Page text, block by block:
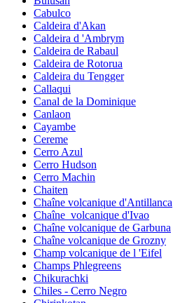
Cabulco
Caldeira d'Akan
Caldeira d 'Ambrym
Caldeira de Rabaul
Caldeira de Rotorua
Caldeira du Tengger
Callaqui
Canal de la Dominique
Canlaon
Cayambe
Cereme
Cerro Azul
Cerro Hudson
Cerro Machin
Chaiten
Chaîne volcanique d'Antillanca
Chaîne_volcanique d'Ivao
Chaîne volcanique de Garbuna
Chaîne volcanique de Grozny
Champ volcanique de l 'Eifel
Champs Phlegreens
Chikurachki
Chiles - Cerro Negro